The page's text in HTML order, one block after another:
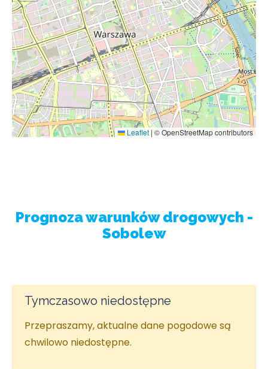
Leaflet | © OpenStreetMap contributors
Prognoza warunków drogowych -
Sobolew
Tymczasowo niedostępne
Przepraszamy, aktualne dane pogodowe są
chwilowo niedostępne.